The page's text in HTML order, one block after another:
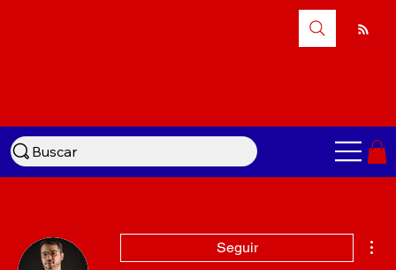
Buscar
Seguir